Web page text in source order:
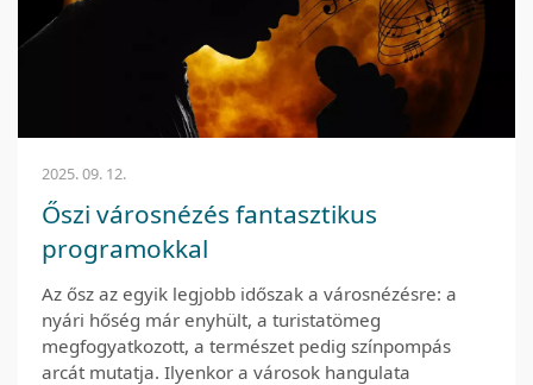
2025. 09. 12.
Őszi városnézés fantasztikus
programokkal
Az ősz az egyik legjobb időszak a városnézésre: a
nyári hőség már enyhült, a turistatömeg
megfogyatkozott, a természet pedig színpompás
arcát mutatja. Ilyenkor a városok hangulata